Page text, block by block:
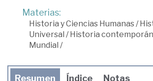
Materias:
Historia y Ciencias Humanas/
Universal / Historia
Mundial /
Resumen Índice Notas